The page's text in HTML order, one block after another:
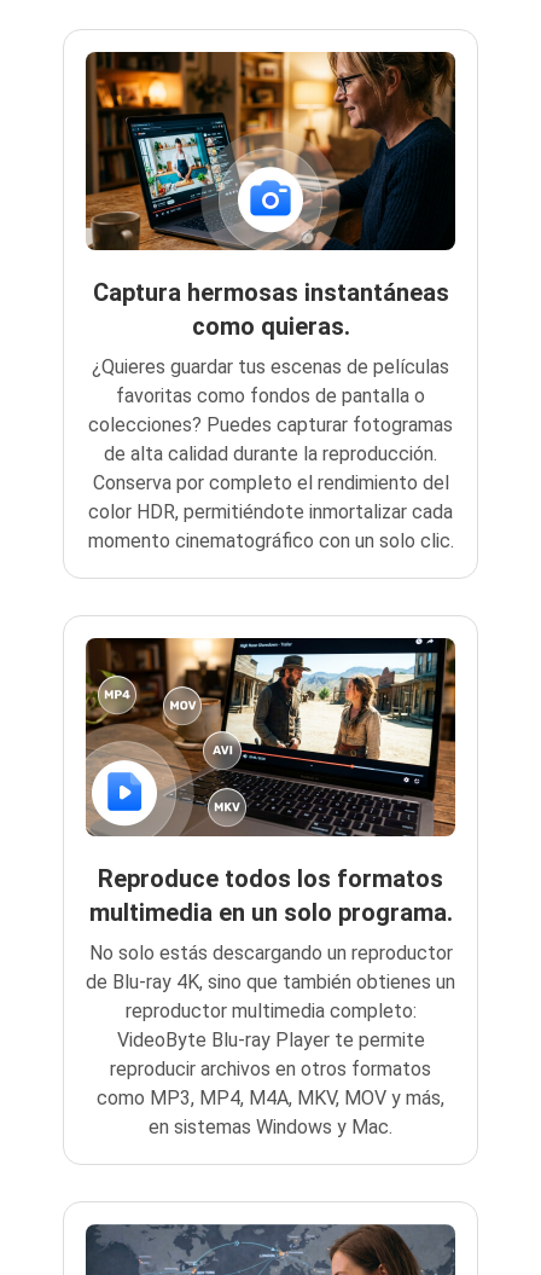
Captura hermosas instantáneas
como quieras.
¿Quieres guardar tus escenas de películas
favoritas como fondos de pantalla o
colecciones? Puedes capturar fotogramas
de alta calidad durante la reproducción.
Conserva por completo el rendimiento del
color HDR, permitiéndote inmortalizar cada
momento cinematográfico con un solo clic.
Reproduce todos los formatos
multimedia en un solo programa.
No solo estás descargando un reproductor
de Blu-ray 4K, sino que también obtienes un
reproductor multimedia completo:
VideoByte Blu-ray Player te permite
reproducir archivos en otros formatos
como MP3, MP4, M4A, MKV, MOV y más,
en sistemas Windows y Mac.